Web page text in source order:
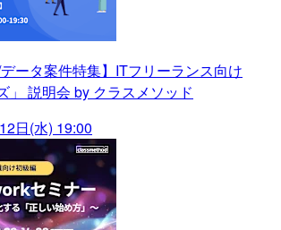
データ案件特集】ITフリーランス向け
」 説明会 by クラスメソッド
日(水) 19:00